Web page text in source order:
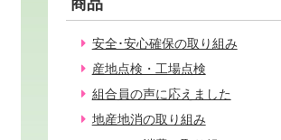
安全･安心確保の取り組み
産地点検・工場点検
組合員の声に応えました
地産地消の取り組み